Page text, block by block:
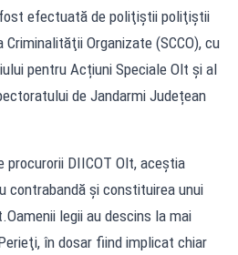
efectuată de poliţiştii poliţiştii
Criminalităţii Organizate (SCCO), cu
pentru Acțiuni Speciale Olt și al
de Jandarmi Județean
procurorii DIICOT Olt, aceştia
contrabandă și constituirea unui
legii au descins la mai
în dosar fiind implicat chiar